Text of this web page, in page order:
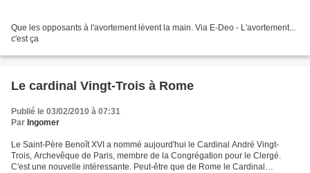
Que les opposants à l'avortement lèvent la main. Via E-Deo - L'avortement...
c'est ça
Le cardinal Vingt-Trois à Rome
Publié le 03/02/2010 à 07:31
Par Ingomer
Le Saint-Père Benoît XVI a nommé aujourd'hui le Cardinal André Vingt-
Trois, Archevêque de Paris, membre de la Congrégation pour le Clergé.
C'est une nouvelle intéressante. Peut-être que de Rome le Cardinal